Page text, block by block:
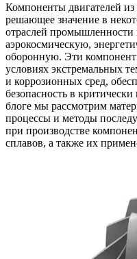
Компоненты двигателей
решающее значение в
отраслей промышленности
аэрокосмическую,
оборонную. Эти
условиях экстремальных
и коррозионных сред,
безопасность в
блоге мы рассмотрим
процессы и методы
при производстве
сплавов, а также их